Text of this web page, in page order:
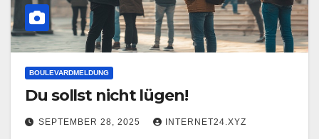
BOULEVARDMELDUNG
Du sollst nicht lügen!
SEPTEMBER 28, 2025 INTERNET24.XYZ